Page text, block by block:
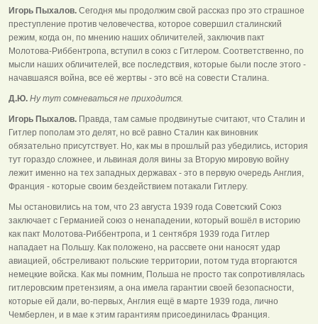
Игорь Пыхалов. Сегодня мы продолжим свой рассказ про это страшное
преступление против человечества, которое совершил сталинский
режим, когда он, по мнению наших обличителей, заключив пакт
Молотова-Риббентропа, вступил в союз с Гитлером. Соответственно, по
мысли наших обличителей, все последствия, которые были после этого -
начавшаяся война, все её жертвы - это всё на совести Сталина.
Д.Ю. Ну тут сомневаться не приходится.
Игорь Пыхалов. Правда, там самые продвинутые считают, что Сталин и
Гитлер пополам это делят, но всё равно Сталин как виновник
обязательно присутствует. Но, как мы в прошлый раз убедились, история
тут гораздо сложнее, и львиная доля вины за Вторую мировую войну
лежит именно на тех западных державах - это в первую очередь Англия,
Франция - которые своим бездействием потакали Гитлеру.
Мы остановились на том, что 23 августа 1939 года Советский Союз
заключает с Германией союз о ненападении, который вошёл в историю
как пакт Молотова-Риббентропа, и 1 сентября 1939 года Гитлер
нападает на Польшу. Как положено, на рассвете они наносят удар
авиацией, обстреливают польские территории, потом туда вторгаются
немецкие войска. Как мы помним, Польша не просто так сопротивлялась
гитлеровским претензиям, а она имела гарантии своей безопасности,
которые ей дали, во-первых, Англия ещё в марте 1939 года, лично
Чемберлен, и в мае к этим гарантиям присоединилась Франция.